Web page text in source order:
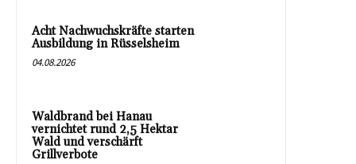
Acht Nachwuchskräfte starten
Ausbildung in Rüsselsheim
04.08.2026
Waldbrand bei Hanau
vernichtet rund 2,5 Hektar
Wald und verschärft
Grillverbote